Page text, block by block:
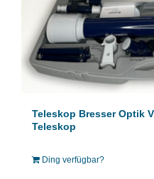
Teleskop Bresser Optik
Teleskop
Ding verfügbar?